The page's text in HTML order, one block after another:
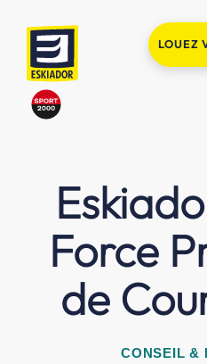
LOUEZ
Force
de
CONSEIL &